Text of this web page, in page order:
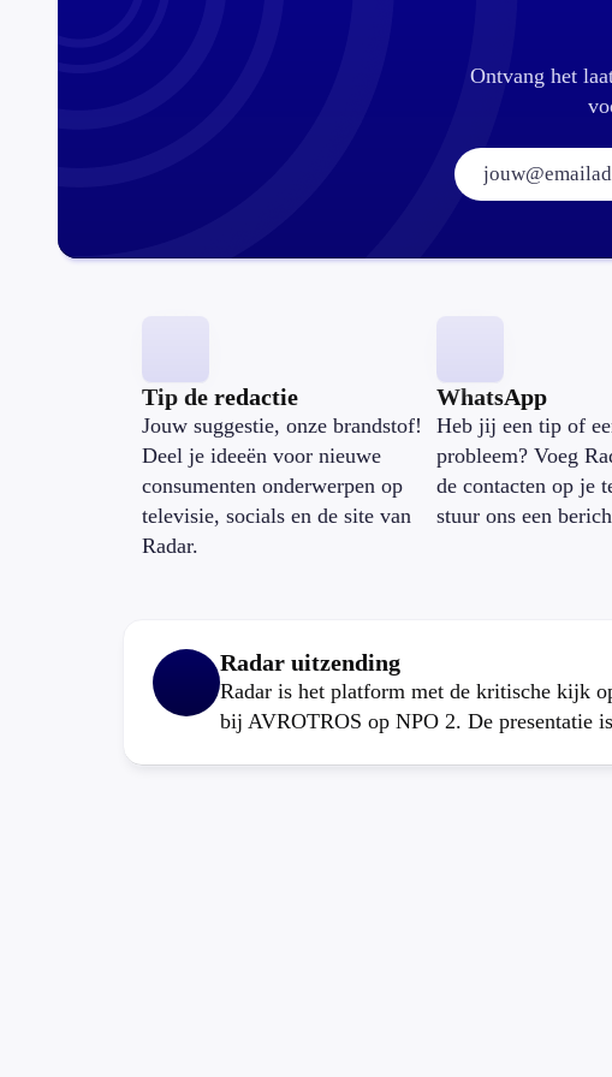
Ontvang het
Tip de redactie
Jouw suggestie, onze brandstof!
Deel je ideeën voor nieuwe
consumenten onderwerpen op
televisie, socials en de site van
Radar.
WhatsApp
Heb jij een tip of
probleem? Voeg
de contacten op je
stuur ons een
Radar uitzending
Radar is het platform met de kritische kijk
bij AVROTROS op NPO 2. De presentatie